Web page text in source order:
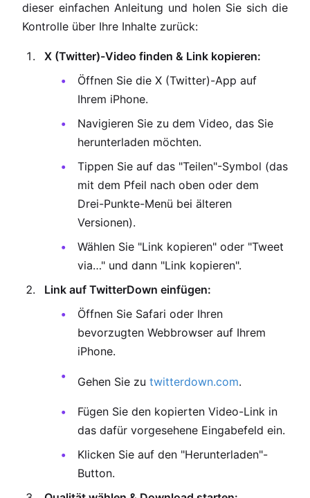
dieser einfachen Anleitung und holen Sie sich die
Kontrolle über Ihre Inhalte zurück:
X (Twitter)-Video finden & Link kopieren:
Öffnen Sie die X (Twitter)-App auf
Ihrem iPhone.
Navigieren Sie zu dem Video, das Sie
herunterladen möchten.
Tippen Sie auf das "Teilen"-Symbol (das
mit dem Pfeil nach oben oder dem
Drei-Punkte-Menü bei älteren
Versionen).
Wählen Sie "Link kopieren" oder "Tweet
via…" und dann "Link kopieren".
Link auf TwitterDown einfügen:
Öffnen Sie Safari oder Ihren
bevorzugten Webbrowser auf Ihrem
iPhone.
Gehen Sie zu twitterdown.com.
Fügen Sie den kopierten Video-Link in
das dafür vorgesehene Eingabefeld ein.
Klicken Sie auf den "Herunterladen"-
Button.